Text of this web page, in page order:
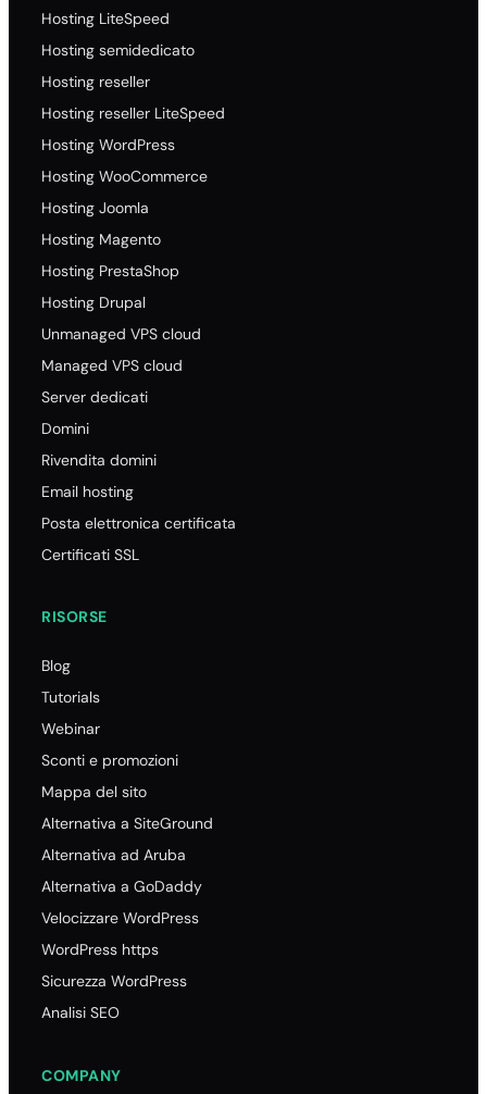
Hosting LiteSpeed
Hosting semidedicato
Hosting reseller
Hosting reseller LiteSpeed
Hosting WordPress
Hosting WooCommerce
Hosting Joomla
Hosting Magento
Hosting PrestaShop
Hosting Drupal
Unmanaged VPS cloud
Managed VPS cloud
Server dedicati
Domini
Rivendita domini
Email hosting
Posta elettronica certificata
Certificati SSL
RISORSE
Blog
Tutorials
Webinar
Sconti e promozioni
Mappa del sito
Alternativa a SiteGround
Alternativa ad Aruba
Alternativa a GoDaddy
Velocizzare WordPress
WordPress https
Sicurezza WordPress
Analisi SEO
COMPANY